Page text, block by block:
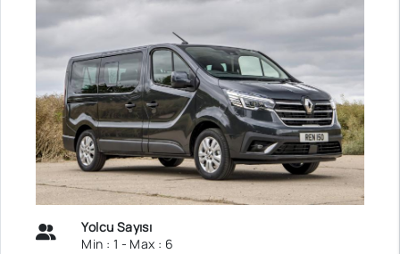
Yolcu Sayısı
Min : 1 - Max : 6